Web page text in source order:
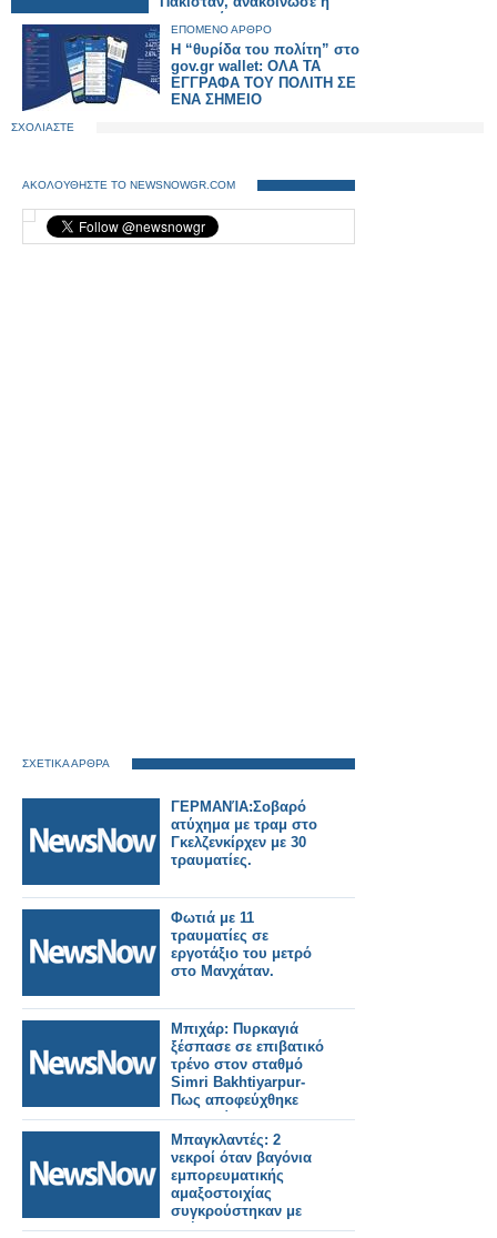
αστυνομία
ΕΠΟΜΕΝΟ ΑΡΘΡΟ
Η “θυρίδα του πολίτη” στο
gov.gr wallet: ΟΛΑ ΤΑ
ΕΓΓΡΑΦΑ ΤΟΥ ΠΟΛΙΤΗ ΣΕ
ΕΝΑ ΣΗΜΕΙΟ
ΣΧΟΛΙΑΣΤΕ
ΑΚΟΛΟΥΘΗΣΤΕ ΤΟ NEWSNOWGR.COM
ΣΧΕΤΙΚΑ ΑΡΘΡΑ
ΓΕΡΜΑΝΊΑ:Σοβαρό
ατύχημα με τραμ στο
Γκελζενκίρχεν με 30
τραυματίες.
Φωτιά με 11
τραυματίες σε
εργοτάξιο του μετρό
στο Μανχάταν.
Μπιχάρ: Πυρκαγιά
ξέσπασε σε επιβατικό
τρένο στον σταθμό
Simri Bakhtiyarpur-
Πως αποφεύχθηκε
τραγωδία.
Μπαγκλαντές: 2
νεκροί όταν βαγόνια
εμπορευματικής
αμαξοστοιχίας
συγκρούστηκαν με
οχήματα.